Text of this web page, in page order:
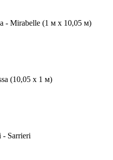
- Mirabelle (1 м х 10,05 м)
(10,05 х 1 м)
- Sarrieri